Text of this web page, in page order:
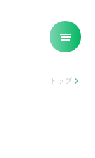
トップ